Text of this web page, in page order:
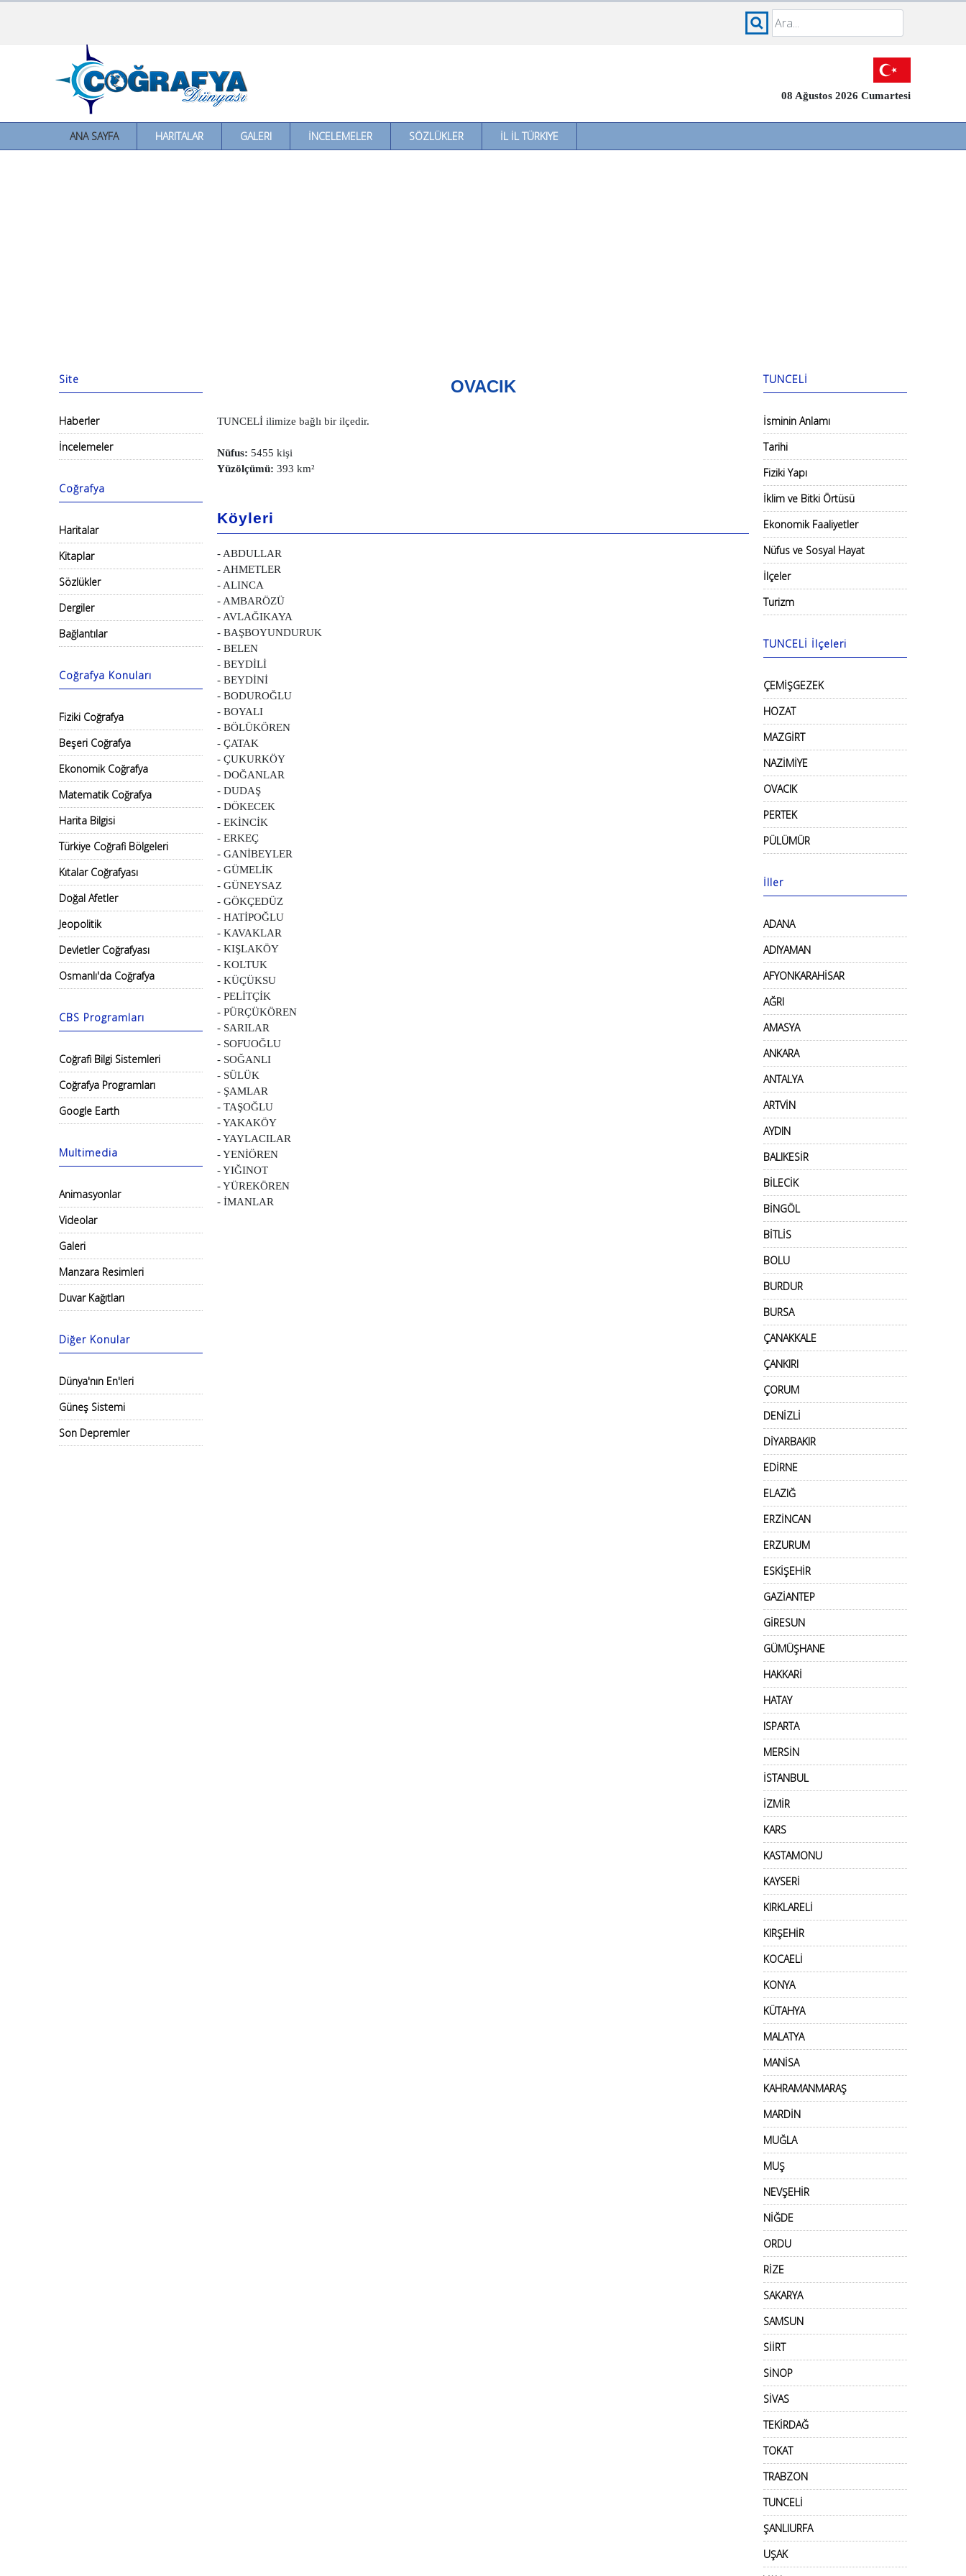
08 Ağustos 2026 Cumartesi
ANA SAYFA HARITALAR GALERI İNCELEMELER SÖZLÜKLER İL İL TÜRKIYE
Site
Haberler
İncelemeler
Coğrafya
Haritalar
Kitaplar
Sözlükler
Dergiler
Bağlantılar
Coğrafya Konuları
Fiziki Coğrafya
Beşeri Coğrafya
Ekonomik Coğrafya
Matematik Coğrafya
Harita Bilgisi
Türkiye Coğrafi Bölgeleri
Kıtalar Coğrafyası
Doğal Afetler
Jeopolitik
Devletler Coğrafyası
Osmanlı'da Coğrafya
CBS Programları
Coğrafi Bilgi Sistemleri
Coğrafya Programları
Google Earth
Multimedia
Animasyonlar
Videolar
Galeri
Manzara Resimleri
Duvar Kağıtları
Diğer Konular
Dünya'nın En'leri
Güneş Sistemi
Son Depremler
OVACIK
TUNCELİ ilimize bağlı bir ilçedir.
Nüfus: 5455 kişi
Yüzölçümü: 393 km²
Köyleri
- ABDULLAR
- AHMETLER
- ALINCA
- AMBARÖZÜ
- AVLAĞIKAYA
- BAŞBOYUNDURUK
- BELEN
- BEYDİLİ
- BEYDİNİ
- BODUROĞLU
- BOYALI
- BÖLÜKÖREN
- ÇATAK
- ÇUKURKÖY
- DOĞANLAR
- DUDAŞ
- DÖKECEK
- EKİNCİK
- ERKEÇ
- GANİBEYLER
- GÜMELİK
- GÜNEYSAZ
- GÖKÇEDÜZ
- HATİPOĞLU
- KAVAKLAR
- KIŞLAKÖY
- KOLTUK
- KÜÇÜKSU
- PELİTÇİK
- PÜRÇÜKÖREN
- SARILAR
- SOFUOĞLU
- SOĞANLI
- SÜLÜK
- ŞAMLAR
- TAŞOĞLU
- YAKAKÖY
- YAYLACILAR
- YENİÖREN
- YIĞINOT
- YÜREKÖREN
- İMANLAR
TUNCELİ
İsminin Anlamı
Tarihi
Fiziki Yapı
İklim ve Bitki Örtüsü
Ekonomik Faaliyetler
Nüfus ve Sosyal Hayat
İlçeler
Turizm
TUNCELİ İlçeleri
ÇEMİŞGEZEK
HOZAT
MAZGİRT
NAZİMİYE
OVACIK
PERTEK
PÜLÜMÜR
İller
ADANA
ADIYAMAN
AFYONKARAHİSAR
AĞRI
AMASYA
ANKARA
ANTALYA
ARTVİN
AYDIN
BALIKESİR
BİLECİK
BİNGÖL
BİTLİS
BOLU
BURDUR
BURSA
ÇANAKKALE
ÇANKIRI
ÇORUM
DENİZLİ
DİYARBAKIR
EDİRNE
ELAZIĞ
ERZİNCAN
ERZURUM
ESKİŞEHİR
GAZİANTEP
GİRESUN
GÜMÜŞHANE
HAKKARİ
HATAY
ISPARTA
MERSİN
İSTANBUL
İZMİR
KARS
KASTAMONU
KAYSERİ
KIRKLARELİ
KIRŞEHİR
KOCAELİ
KONYA
KÜTAHYA
MALATYA
MANİSA
KAHRAMANMARAŞ
MARDİN
MUĞLA
MUŞ
NEVŞEHİR
NİĞDE
ORDU
RİZE
SAKARYA
SAMSUN
SİİRT
SİNOP
SİVAS
TEKİRDAĞ
TOKAT
TRABZON
TUNCELİ
ŞANLIURFA
UŞAK